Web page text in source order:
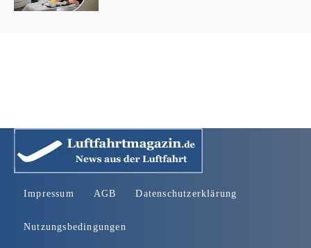
Impressum AGB Datenschutzerklärung
Nutzungsbedingungen